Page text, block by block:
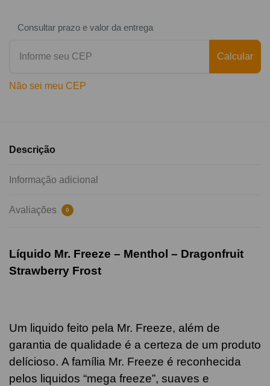
Consultar prazo e valor da entrega
Calcular
Não sei meu CEP
Descrição
Informação adicional
Avaliações 0
Líquido Mr. Freeze – Menthol – Dragonfruit
Strawberry Frost
Um liquido feito pela Mr. Freeze, além de
garantia de qualidade é a certeza de um produto
delícioso. A família Mr. Freeze é reconhecida
pelos liquidos “mega freeze”, suaves e